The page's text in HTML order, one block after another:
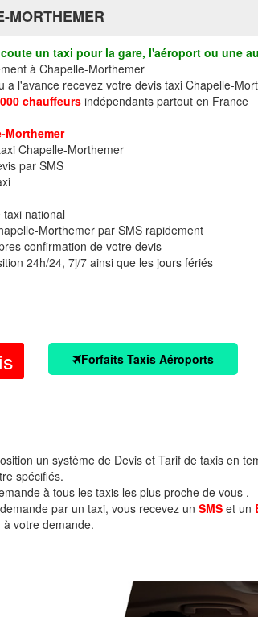
MORTHEMER
un taxi pour la gare, l'aéroport ou une
à Chapelle-Morthemer
a l'avance recevez votre devis taxi Chapelle-
chauffeurs indépendants partout en France
Morthemer
Chapelle-Morthemer
par SMS
national
Morthemer par SMS rapidement
confirmation de votre devis
24h/24, 7j/7 ainsi que les jours fériés
Forfaits Taxis Aéroports
un système de Devis et Tarif de taxis en
spécifiés.
à tous les taxis les plus proche de vous .
par un taxi, vous recevez un SMS et un
votre demande.